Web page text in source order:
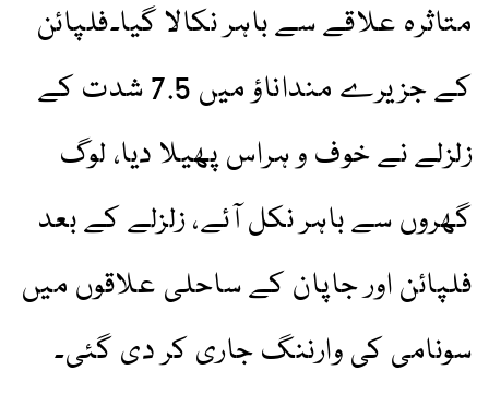
متاثرہ علاقے سے باہر نکالا گیا۔فلپائن
کے جزیرے منداناؤ میں 7.5 شدت کے
زلزلے نے خوف و ہراس پھیلا دیا، لوگ
گھروں سے باہر نکل آئے، زلزلے کے بعد
فلپائن اور جاپان کے ساحلی علاقوں میں
سونامی کی وارننگ جاری کر دی گئی۔